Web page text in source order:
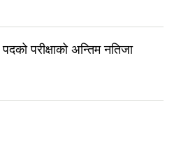
परीक्षाको अन्तिम नतिजा